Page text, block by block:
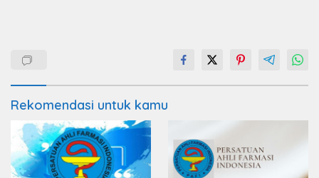
Rekomendasi untuk kamu